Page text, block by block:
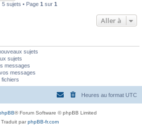
5 sujets • Page 1 sur 1
Aller à
sujets
sujets
messages
messages
fichiers
Heures au format UTC
® Forum Software © phpBB Limited
Traduit parphpBB-fr.com